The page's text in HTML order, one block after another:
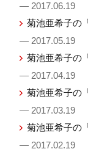
— 2017.06.19
菊池亜希子の
— 2017.05.19
菊池亜希子の
— 2017.04.19
菊池亜希子の
— 2017.03.19
菊池亜希子の
— 2017.02.19